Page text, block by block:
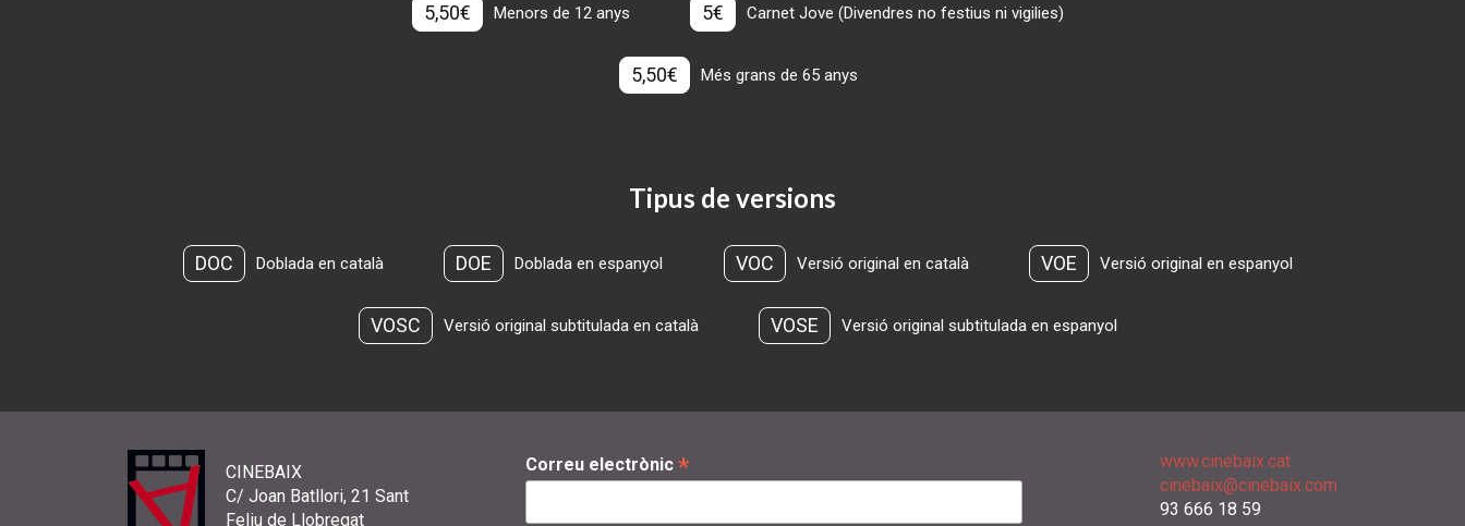
5,50€ Menors de 12 anys 5€ Carnet Jove (Divendres no festius ni vigilies)
5,50€ Més grans de 65 anys
Tipus de versions
DOC Doblada en català DOE Doblada en espanyol VOC Versió original en català VOE Versió original en espanyol
VOSC Versió original subtitulada en català VOSE Versió original subtitulada en espanyol
CINEBAIX
C/ Joan Batllori, 21 Sant
Feliu de Llobregat
Correu electrònic *
www.cinebaix.cat
cinebaix@cinebaix.com
93 666 18 59